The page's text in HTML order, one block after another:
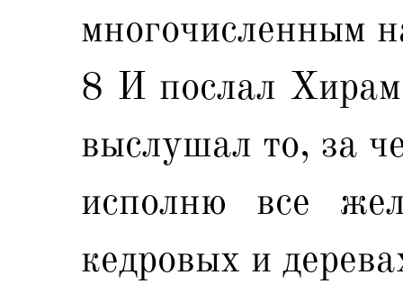
многочисленным
8 И послал
выслушал то, за
исполню все
кедровых и